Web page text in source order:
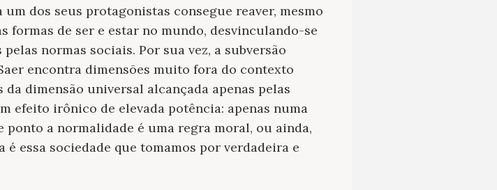
dos seus protagonistas consegue reaver, mesmo
formas de ser e estar no mundo, desvinculando-se
normas sociais. Por sua vez, a subversão
encontra dimensões muito fora do contexto
dimensão universal alcançada apenas pelas
efeito irônico de elevada potência: apenas numa
ponto a normalidade é uma regra moral, ou ainda,
essa sociedade que tomamos por verdadeira e